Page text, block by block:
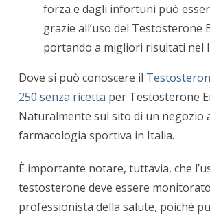
forza e dagli infortuni può
grazie all’uso del Testosterone
portando a migliori risultati nel
Dove si può conoscere il
250 senza ricetta per Testosterone
Naturalmente sul sito di un negozio
farmacologia sportiva in Italia.
È importante notare, tuttavia, che
testosterone deve essere
professionista della salute, poiché